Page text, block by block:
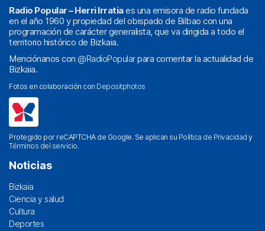
Radio Popular – Herri Irratiaes una emisora de radio fundada
en el año 1960 y propiedad del obispado de Bilbao con una
programación de carácter generalista, que va dirigida a todo el
territorio histórico de Bizkaia.
Menciónanos con @RadioPopularpara comentar la actualidad de
Bizkaia.
Fotos en colaboración con Depositphotos
Protegido por reCAPTCHA de Google. Se aplican su Política de Privacidad y
Términos del servicio.
Noticias
Bizkaia
Ciencia y salud
Cultura
Deportes